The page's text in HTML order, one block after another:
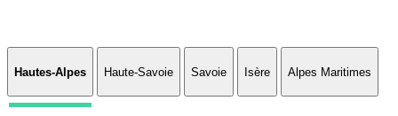
Hautes-Alpes Haute-Savoie Savoie Isère Alpes Maritimes